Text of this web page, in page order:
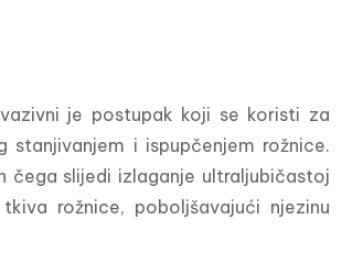
je postupak koji se koristi za
stanjivanjem i ispupčenjem rožnice.
čega slijedi izlaganje ultraljubičastoj
rožnice, poboljšavajući njezinu